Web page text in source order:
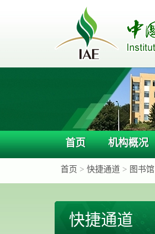
首页 机构概况
首页 > 快捷通道 > 图书馆
快捷通道